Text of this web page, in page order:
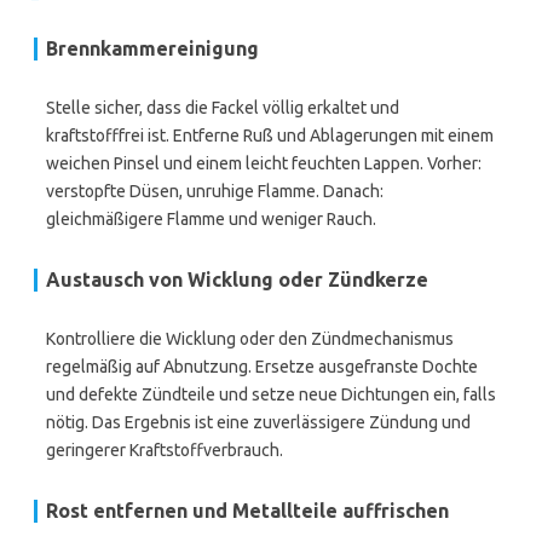
Brennkammereinigung
Stelle sicher, dass die Fackel völlig erkaltet und
kraftstofffrei ist. Entferne Ruß und Ablagerungen mit einem
weichen Pinsel und einem leicht feuchten Lappen. Vorher:
verstopfte Düsen, unruhige Flamme. Danach:
gleichmäßigere Flamme und weniger Rauch.
Austausch von Wicklung oder Zündkerze
Kontrolliere die Wicklung oder den Zündmechanismus
regelmäßig auf Abnutzung. Ersetze ausgefranste Dochte
und defekte Zündteile und setze neue Dichtungen ein, falls
nötig. Das Ergebnis ist eine zuverlässigere Zündung und
geringerer Kraftstoffverbrauch.
Rost entfernen und Metallteile auffrischen